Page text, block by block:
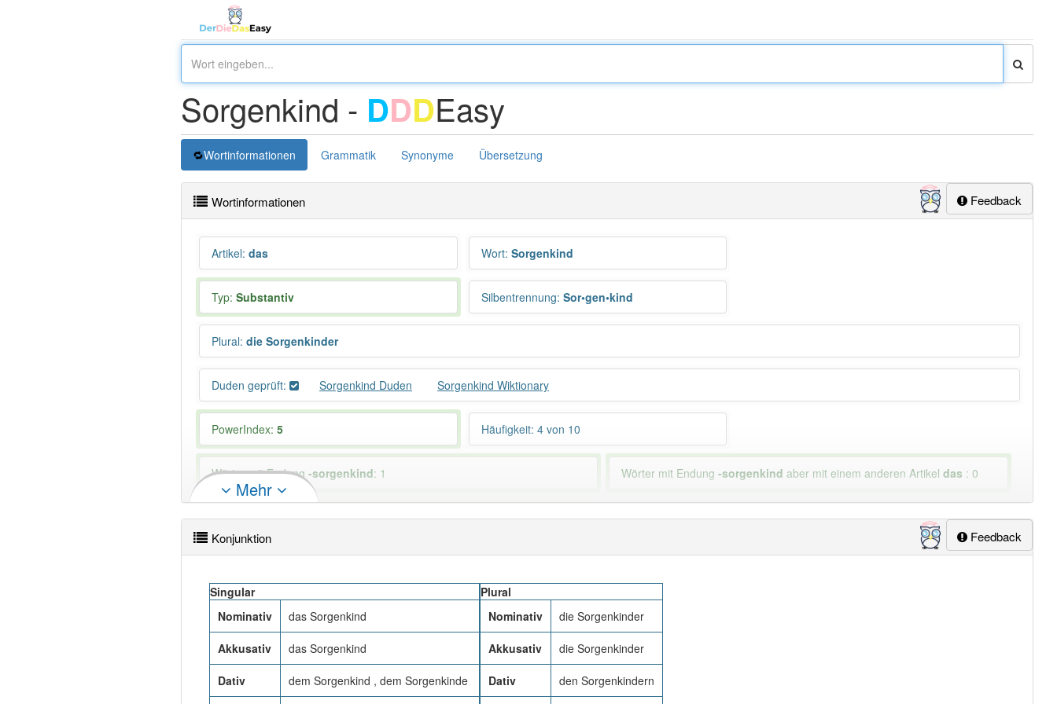
Sorgenkind - DDDEasy
Wortinformationen Grammatik Synonyme Übersetzung
Feedback
Wortinformationen
Artikel: das Wort: Sorgenkind
Typ: Substantiv Silbentrennung: Sor•gen•kind
Plural: die Sorgenkinder
Duden geprüft: Sorgenkind Duden Sorgenkind Wiktionary
PowerIndex: 5 Häufigkeit: 4 von 10
Wörter mit Endung -sorgenkind: 1 Wörter mit Endung-sorgenkind aber mit einem anderen Artikeldas : 0
81% unserer Spielapp-Nutzer haben den Artikel korrekt erraten.
Mehr
Feedback
Konjunktion
Singular
Nominativ
das Sorgenkind
Akkusativ das Sorgenkind
Dativ dem Sorgenkind , dem Sorgenkinde
Plural
Nominativ
die Sorgenkinder
Akkusativ die Sorgenkinder
Dativ den Sorgenkindern